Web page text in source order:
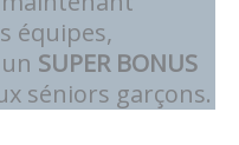
équipes,
SUPER BONUS
séniors garçons.